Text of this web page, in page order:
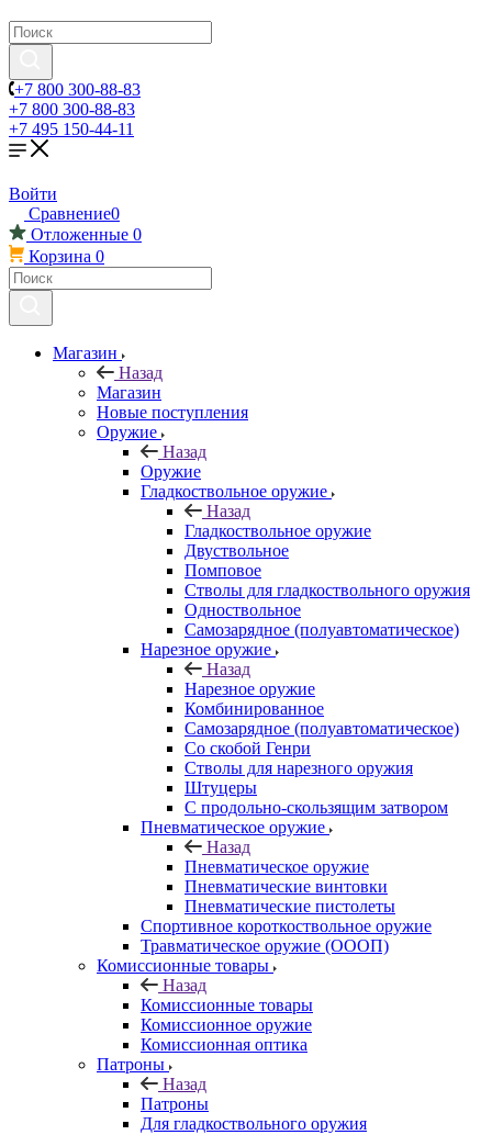
+7 800 300-88-83
+7 800 300-88-83
+7 495 150-44-11
Войти
Сравнение0
Отложенные 0
Корзина 0
Магазин
Назад
Магазин
Новые поступления
Оружие
Назад
Оружие
Гладкоствольное оружие
Назад
Гладкоствольное оружие
Двуствольное
Помповое
Стволы для гладкоствольного оружия
Одноствольное
Самозарядное (полуавтоматическое)
Нарезное оружие
Назад
Нарезное оружие
Комбинированное
Самозарядное (полуавтоматическое)
Со скобой Генри
Стволы для нарезного оружия
Штуцеры
С продольно-скользящим затвором
Пневматическое оружие
Назад
Пневматическое оружие
Пневматические винтовки
Пневматические пистолеты
Спортивное короткоствольное оружие
Травматическое оружие (ОООП)
Комиссионные товары
Назад
Комиссионные товары
Комиссионное оружие
Комиссионная оптика
Патроны
Назад
Патроны
Для гладкоствольного оружия